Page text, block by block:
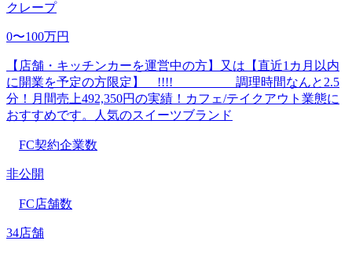
クレープ
0〜100万円
【店舗・キッチンカーを運営中の方】又は【直近1カ月以内
に開業を予定の方限定】 !!!! 調理時間なんと2.5
分！月間売上492,350円の実績！カフェ/テイクアウト業態に
おすすめです。人気のスイーツブランド
FC契約企業数
非公開
FC店舗数
34店舗